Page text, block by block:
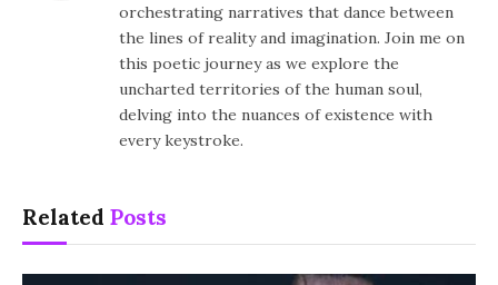
orchestrating narratives that dance between
the lines of reality and imagination. Join me on
this poetic journey as we explore the
uncharted territories of the human soul,
delving into the nuances of existence with
every keystroke.
Related Posts